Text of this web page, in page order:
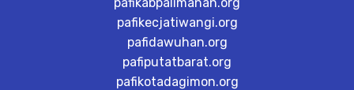
pafikecjatiwangi.org
pafidawuhan.org
pafiputatbarat.org
pafikotadagimon.org